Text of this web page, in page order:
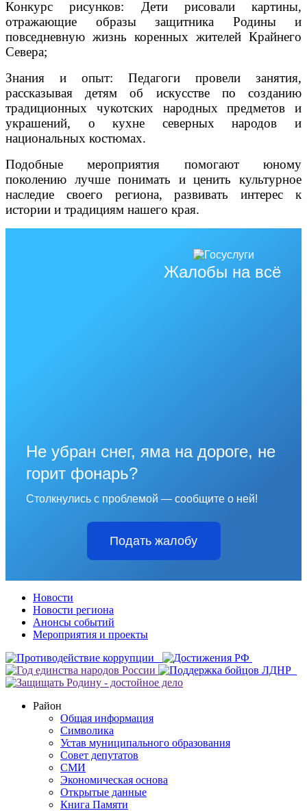
Конкурс рисунков: Дети рисовали картины,
отражающие образы защитника Родины и
повседневную жизнь коренных жителей Крайнего
Севера;
Знания и опыт: Педагоги провели занятия,
рассказывая детям об искусстве по созданию
традиционных чукотских народных предметов и
украшений, о кухне северных народов и
национальных костюмах.
Подобные мероприятия помогают юному
поколению лучше понимать и ценить культурное
наследие своего региона, развивать интерес к
истории и традициям нашего края.
Жалобы на всё
Не убран снег, яма на дороге, не
горит фонарь?
Столкнулись с проблемой — сообщите о ней!
Подать жалобу
Новости
Новости региона
Анонсы событий
Мероприятия и проекты
Район
Общая информация
Символика
Устав муниципального образования
Совет депутатов
СМИ
Экономическая основа
Открытые данные
Книга Памяти